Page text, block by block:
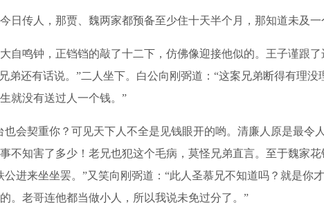
传人，那贾、魏两家都预备至少住十天半个月，那知道未及一
鸣钟，正铛铛的敲了十二下，仿佛像迎接他似的。王子谨跟了
弟还有话说。”二人坐下。白公向刚弼道：“这案兄弟断得有理
就没有送过人一个钱。”
契重你？可见天下人不全是见钱眼开的哟。清廉人原是最令
不知害了多少！老兄也犯这个毛病，莫怪兄弟直言。至于魏家
进来坐坐罢。”又笑向刚弼道：“此人圣慕兄不知道吗？就是你
。老哥连他都当做小人，所以我说未免过分了。”